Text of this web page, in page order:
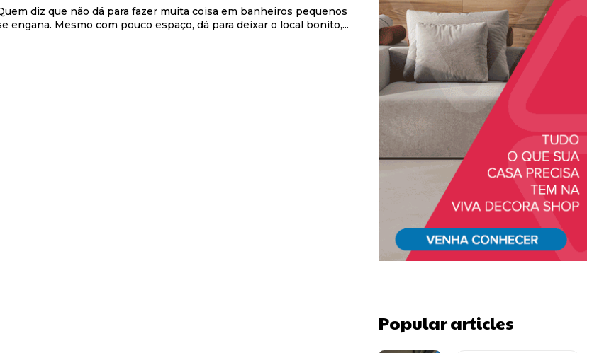
diz que não dá para fazer muita coisa em banheiros pequenos
engana. Mesmo com pouco espaço, dá para deixar o local bonito,...
Popular articles